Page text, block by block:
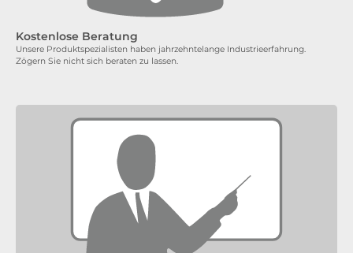
Kostenlose Beratung
Unsere Produktspezialisten haben jahrzehntelange Industrieerfahrung.
Zögern Sie nicht sich beraten zu lassen.